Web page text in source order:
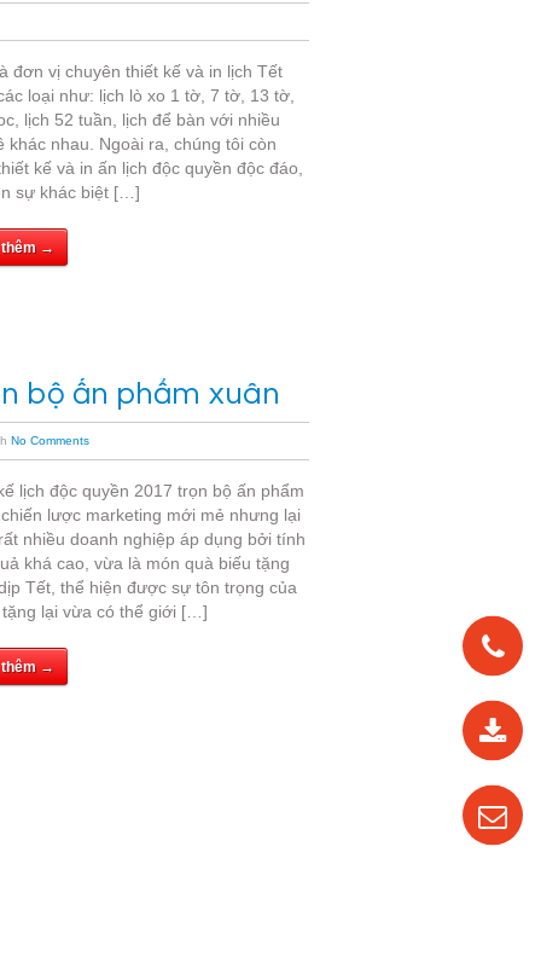
đơn vị chuyên thiết kế và in lịch Tết
loại như: lịch lò xo 1 tờ, 7 tờ, 13 tờ,
lịch 52 tuần, lịch để bàn với nhiều
khác nhau. Ngoài ra, chúng tôi còn
kế và in ấn lịch độc quyền độc đáo,
sự khác biệt […]
thêm →
bộ ấn phẩm xuân
No Comments
lịch độc quyền 2017 trọn bộ ấn phẩm
lược marketing mới mẻ nhưng lại
nhiều doanh nghiệp áp dụng bởi tính
khá cao, vừa là món quà biếu tặng
Tết, thể hiện được sự tôn trọng của
lại vừa có thể giới […]
thêm →